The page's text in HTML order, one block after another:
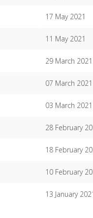
17 May 2021
11 May 2021
29 March 2021
07 March 2021
03 March 2021
28 February
18 February
10 February
13 January